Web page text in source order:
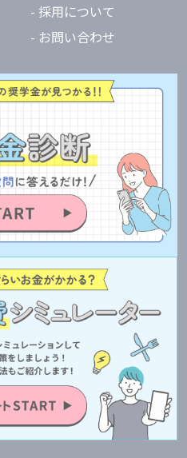
- 採用について
- お問い合わせ